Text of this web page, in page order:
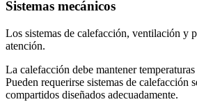
Sistemas mecánicos
Los sistemas de calefacción, ventilación y
atención.
La calefacción debe mantener
Pueden requerirse sistemas de calefacción
compartidos diseñados adecuadamente.